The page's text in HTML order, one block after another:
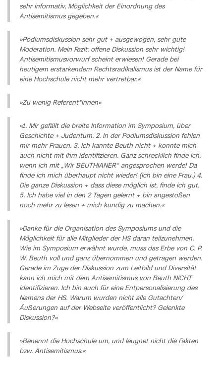
sehr informativ, Möglichkeit der Einordnung des
Antisemitismus gegeben.«
»Podiumsdiskussion sehr gut + ausgewogen, sehr gute
Moderation. Mein Fazit: offene Diskussion sehr wichtig!
Antisemitismusvorwurf scheint erwiesen! Gerade bei
heutigem erstarkendem Rechtsradikalismus ist der Name für
eine Hochschule nicht mehr vertretbar.«
»Zu wenig Referent*innen«
»1. Mir gefällt die breite Information im Symposium, über
Geschichte + Judentum. 2. In der Podiumsdiskussion fehlen
mir mehr Frauen. 3. Ich kannte Beuth nicht + konnte mich
auch nicht mit ihm identifizieren. Ganz schrecklich finde ich,
wenn ich mit „Wir BEUTHIANER“ angesprochen werde! Da
finde ich mich überhaupt nicht wieder! (Ich bin eine Frau.) 4.
Die ganze Diskussion + dass diese möglich ist, finde ich gut.
5. Ich habe viel in den 2 Tagen gelernt + bin angestoßen
noch mehr zu lesen + mich kundig zu machen.«
»Danke für die Organisation des Symposiums und die
Möglichkeit für alle Mitglieder der HS daran teilzunehmen.
Wie im Symposium erwähnt wurde, muss das Erbe von C. P.
W. Beuth voll und ganz übernommen und getragen werden.
Gerade im Zuge der Diskussion zum Leitbild und Diversität
kann ich mich mit dem Antisemitismus von Beuth NICHT
identifizieren. Ich bin auch für eine Entpersonalisierung des
Namens der HS. Warum wurden nicht alle Gutachten/
Äußerungen auf der Webseite veröffentlicht? Gelenkte
Diskussion?«
»Benennt die Hochschule um, und leugnet nicht die Fakten
bzw. Antisemitismus.«